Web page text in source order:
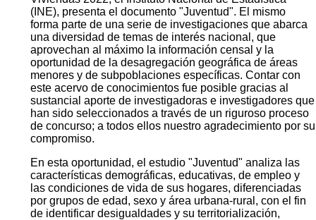
(INE), presenta el documento "Juventud". El mismo
forma parte de una serie de investigaciones que abarca
una diversidad de temas de interés nacional, que
aprovechan al máximo la información censal y la
oportunidad de la desagregación geográfica de áreas
menores y de subpoblaciones específicas. Contar con
este acervo de conocimientos fue posible gracias al
sustancial aporte de investigadoras e investigadores que
han sido seleccionados a través de un riguroso proceso
de concurso; a todos ellos nuestro agradecimiento por su
compromiso.
En esta oportunidad, el estudio "Juventud" analiza las
características demográficas, educativas, de empleo y
las condiciones de vida de sus hogares, diferenciadas
por grupos de edad, sexo y área urbana-rural, con el fin
de identificar desigualdades y su territorialización,